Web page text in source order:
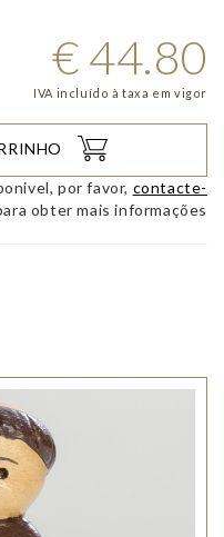
€ 44.80
IVA incluído à taxa em vigor
por favor, contacte-
obter mais informações